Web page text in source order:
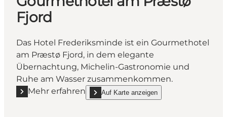
Fjord
Das Hotel Frederiksminde ist ein Gourmethotel
am Præstø Fjord, in dem elegante
Übernachtung, Michelin-Gastronomie und
Ruhe am Wasser zusammenkommen.
Mehr erfahren
Mehr erfahren "Hotel Frederiksminde -
Auf Karte anzeigen
show Hotel Frederiksminde - Gourmethotel